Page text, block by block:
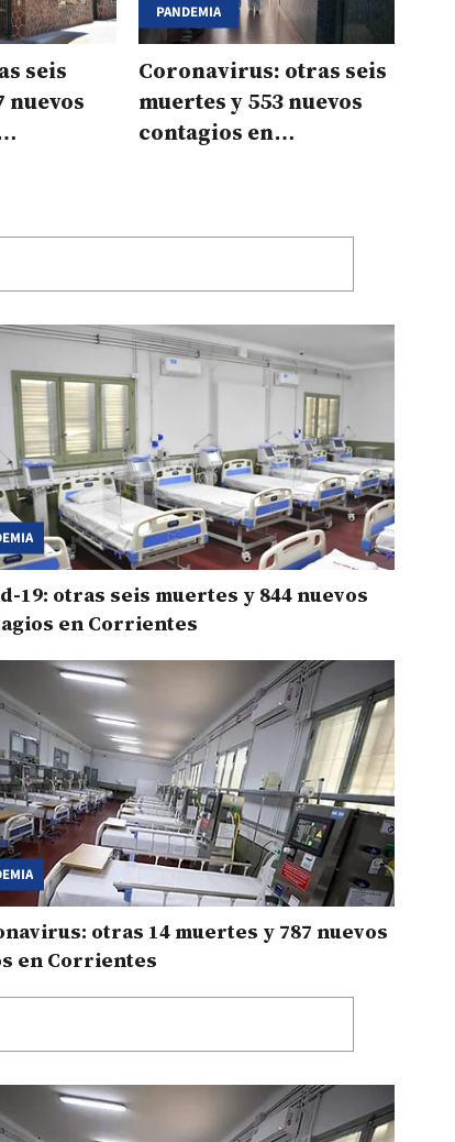
seis
nuevos
PANDEMIA
Coronavirus: otras seis
muertes y 553 nuevos
contagios en
19: otras seis muertes y 844 nuevos
en Corrientes
otras 14 muertes y 787 nuevos
en Corrientes